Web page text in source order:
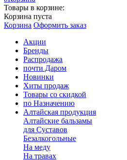
Товары в корзине:
Корзина пуста
Корзина Оформить заказ
Акции
Бренды
Распродажа
почти Даром
Новинки
Хиты продаж
Товары со скидкой
по Назначению
Алтайская продукция
Алтайские бальзамы
для Суставов
Безалкогольные
На меду
На травах